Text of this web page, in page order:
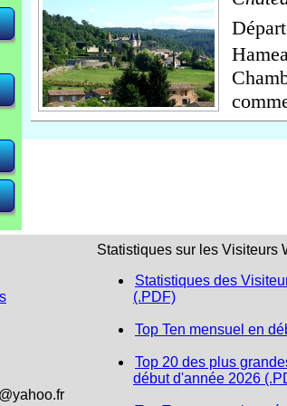
Statistiques sur les Visiteurs
Statistiques des
(.PDF)
Top Ten mensuel en
Top 20 des plus
début d'année 2026